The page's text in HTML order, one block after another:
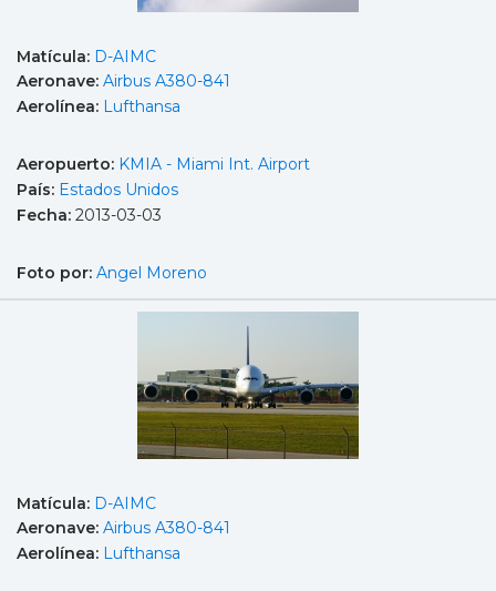
Matícula: D-AIMC
Aeronave: Airbus A380-841
Aerolínea: Lufthansa
Aeropuerto: KMIA - Miami Int. Airport
País: Estados Unidos
Fecha: 2013-03-03
Foto por: Angel Moreno
Matícula: D-AIMC
Aeronave: Airbus A380-841
Aerolínea: Lufthansa